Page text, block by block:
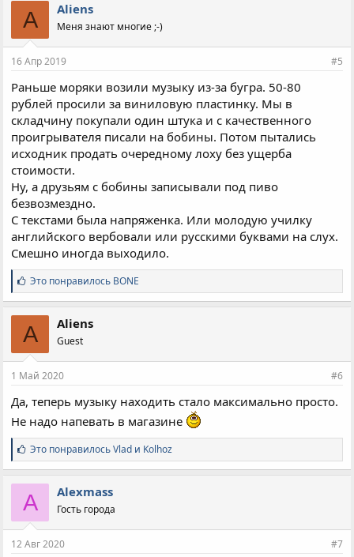
A Aliens
Меня знают многие ;-)
16 Апр 2019 #5
Раньше моряки возили музыку из-за бугра. 50-80
рублей просили за виниловую пластинку. Мы в
складчину покупали один штука и с качественного
проигрывателя писали на бобины. Потом пытались
исходник продать очередному лоху без ущерба
стоимости.
Ну, а друзьям с бобины записывали под пиво
безвозмездно.
С текстами была напряженка. Или молодую училку
английского вербовали или русскими буквами на слух.
Смешно иногда выходило.
С
и
м
п
а
т
и
и
:
Это понравилось BONE
A Aliens
Guest
1 Май 2020 #6
Да, теперь музыку находить стало максимально просто.
Не надо напевать в магазине
С
и
м
п
а
т
и
:
Это понравилосьVlad и Kolhoz
A Alexmass
Гость города
12 Авг 2020 #7